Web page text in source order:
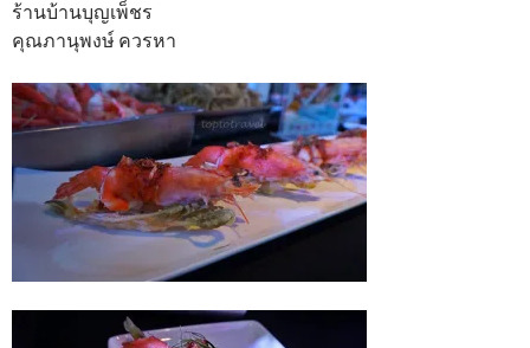
ร้านบ้านบุญเพ็ชร
คุณภานุพงษ์ ควรหา